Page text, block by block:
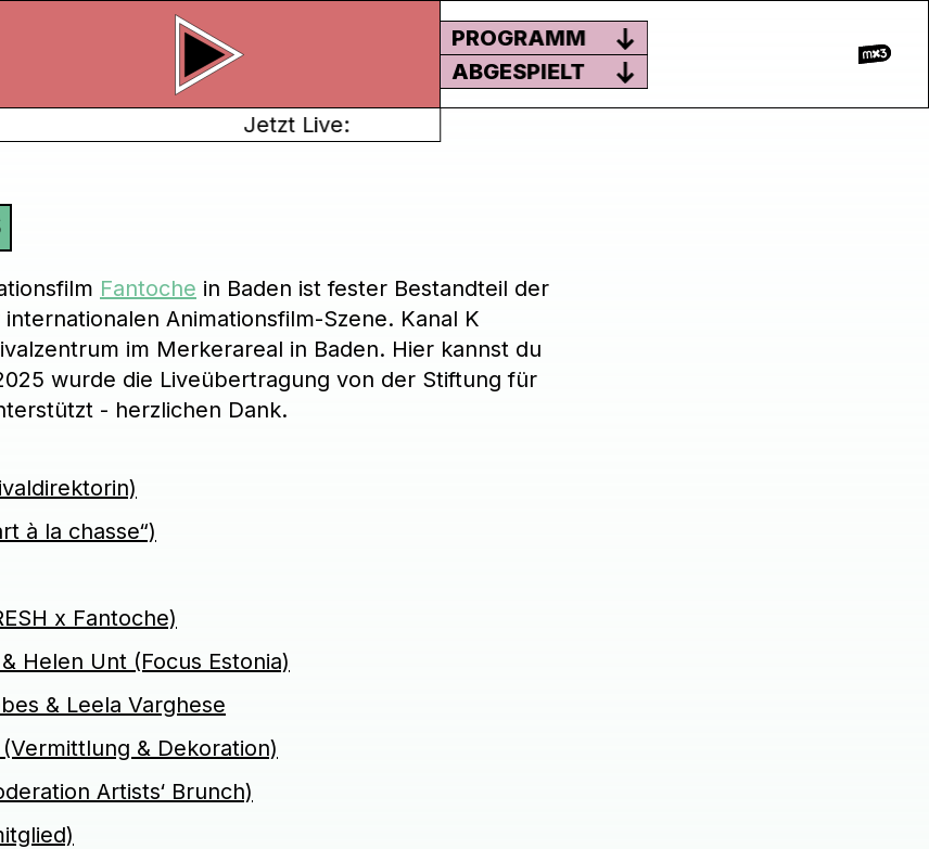
Jetzt Live:
PROGRAMM
ABGESPIELT
Fantoche in Baden ist fester Bestandteil der
Animationsfilm-Szene. Kanal K
im Merkerareal in Baden. Hier kannst du
wurde die Liveübertragung von der Stiftung für
- herzlichen Dank.
à la chasse“)
x Fantoche)
Helen Unt (Focus Estonia)
& Leela Varghese
& Dekoration)
Artists‘ Brunch)